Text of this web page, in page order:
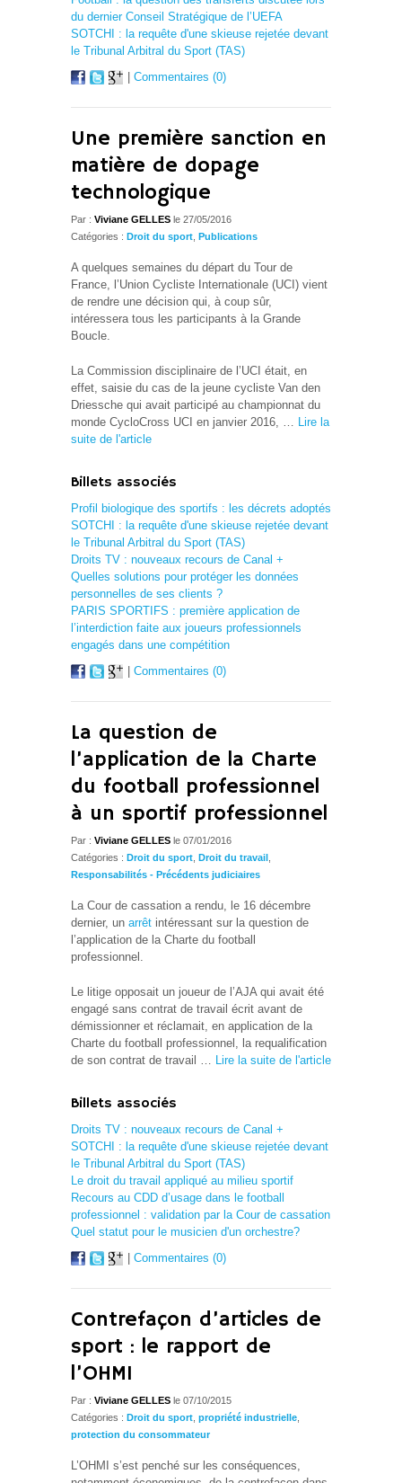
du dernier Conseil Stratégique de l’UEFA
SOTCHI : la requête d'une skieuse rejetée devant
le Tribunal Arbitral du Sport (TAS)
Commentaires (0)
Une première sanction en
matière de dopage
technologique
Par : Viviane GELLES le 27/05/2016
Catégories : Droit du sport Publications
A quelques semaines du départ du Tour de
France, l’Union Cycliste Internationale (UCI) vient
de rendre une décision qui, à coup sûr,
intéressera tous les participants à la Grande
Boucle.
La Commission disciplinaire de l’UCI était, en
effet, saisie du cas de la jeune cycliste Van den
Driessche qui avait participé au championnat du
monde CycloCross UCI en janvier 2016, … Lire la
suite de l'article
Billets associés
Profil biologique des sportifs : les décrets adoptés
SOTCHI : la requête d'une skieuse rejetée devant
le Tribunal Arbitral du Sport (TAS)
Droits TV : nouveaux recours de Canal +
Quelles solutions pour protéger les données
personnelles de ses clients ?
PARIS SPORTIFS : première application de
l’interdiction faite aux joueurs professionnels
engagés dans une compétition
Commentaires (0)
La question de
l’application de la Charte
du football professionnel
à un sportif professionnel
Par : Viviane GELLES le 07/01/2016
Catégories : Droit du sport Droit du travail
Responsabilités - Précédents judiciaires
La Cour de cassation a rendu, le 16 décembre
dernier, un arrêt intéressant sur la question de
l’application de la Charte du football
professionnel.
Le litige opposait un joueur de l’AJA qui avait été
engagé sans contrat de travail écrit avant de
démissionner et réclamait, en application de la
Charte du football professionnel, la requalification
de son contrat de travail … Lire la suite de l'article
Billets associés
Droits TV : nouveaux recours de Canal +
SOTCHI : la requête d'une skieuse rejetée devant
le Tribunal Arbitral du Sport (TAS)
Le droit du travail appliqué au milieu sportif
Recours au CDD d’usage dans le football
professionnel : validation par la Cour de cassation
Quel statut pour le musicien d'un orchestre?
Commentaires (0)
Contrefaçon d’articles de
sport : le rapport de
l’OHMI
Par : Viviane GELLES le 07/10/2015
Catégories : Droit du sport propriété industrielle
protection du consommateur
L’OHMI s’est penché sur les conséquences,